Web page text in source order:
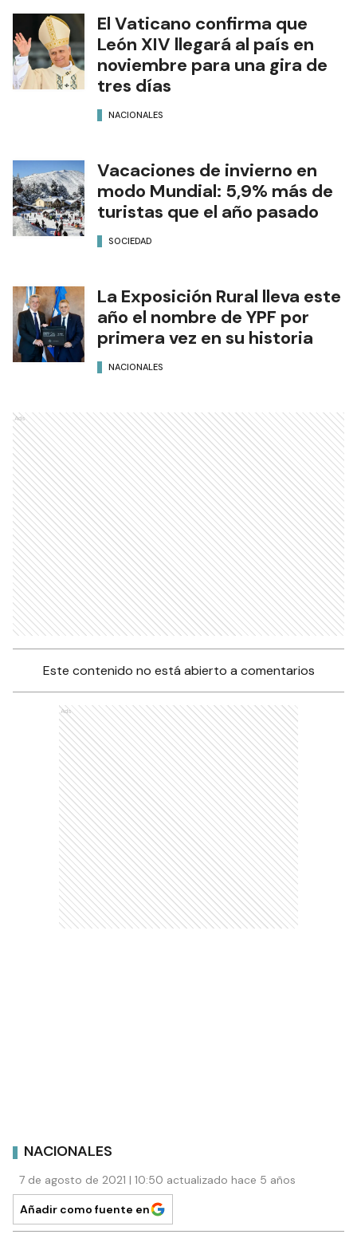
El Vaticano confirma que
León XIV llegará al país en
noviembre para una gira de
tres días
NACIONALES
Vacaciones de invierno en
modo Mundial: 5,9% más de
turistas que el año pasado
SOCIEDAD
La Exposición Rural lleva este
año el nombre de YPF por
primera vez en su historia
NACIONALES
Ads
Este contenido no está abierto a comentarios
Ads
NACIONALES
7 de agosto de 2021 | 10:50 actualizado hace 5 años
Añadir como fuente en